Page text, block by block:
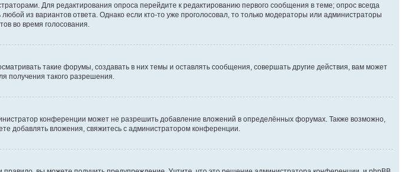
Для редактирования опроса перейдите к редактированию первого сообщения в теме; опрос всегда
из вариантов ответа. Однако если кто-то уже проголосовал, то только модераторы или администраторы
во время голосования.
такие форумы, создавать в них темы и оставлять сообщения, совершать другие действия, вам может
получения такого разрешения.
конференции может не разрешить добавление вложений в определённых форумах. Также возможно,
добавлять вложения, свяжитесь с администратором конференции.